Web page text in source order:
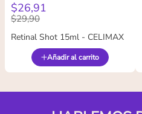
$26,91
$29,90
Retinal Shot 15ml - CELIMAX
Añadir al carrito